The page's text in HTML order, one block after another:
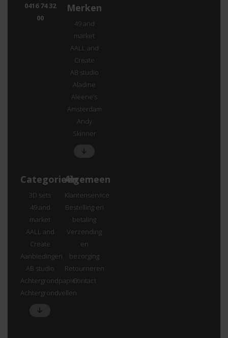
0416 74 32
00
Merken
49 and
market
AALL and
Create
AB studio
Aladine
Aleene’s
Amsterdam
Andy
Skinner
Categorieën
3D sets
49 and
market
AALL and
Create
Aanbiedingen
AB studio
Achtergrondpapier
Achtergrondvellen
Algemeen
Klantenservice
Bestelling en
betaling
Verzending
en
bezorging
Retourneren
Contact